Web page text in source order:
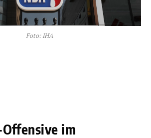
Foto: IHA
im